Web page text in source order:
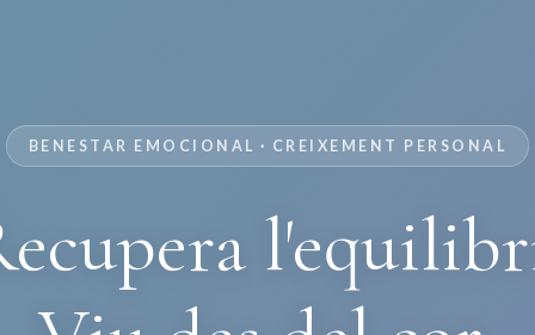
BENESTAR EMOCIONAL · CREIXEMENT PERSONAL